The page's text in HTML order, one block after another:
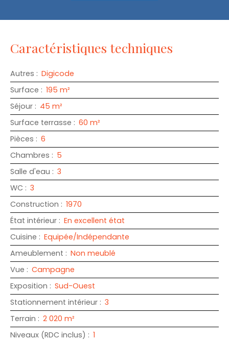
Caractéristiques techniques
Autres : Digicode
Surface : 195 m²
Séjour : 45 m²
Surface terrasse : 60 m²
Pièces : 6
Chambres : 5
Salle d'eau : 3
WC : 3
Construction : 1970
État intérieur : En excellent état
Cuisine : Equipée/Indépendante
Ameublement : Non meublé
Vue : Campagne
Exposition : Sud-Ouest
Stationnement intérieur : 3
Terrain : 2 020 m²
Niveaux (RDC inclus) : 1